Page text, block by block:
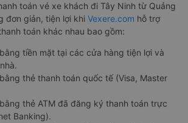
toán vé xe khách đi Tây Ninh từ Quảng
đơn giản, tiện lợi khi Vexere.com hỗ trợ
toán khác nhau bao gồm:
tiền mặt tại các cửa hàng tiện lợi và
thẻ thanh toán quốc tế (Visa, Master
thẻ ATM đã đăng ký thanh toán trực
Banking).